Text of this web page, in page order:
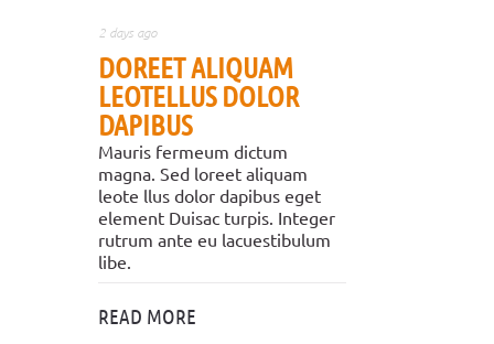
2 days ago
DOREET ALIQUAM
LEOTELLUS DOLOR
DAPIBUS
Mauris fermeum dictum
magna. Sed loreet aliquam
leote llus dolor dapibus eget
element Duisac turpis. Integer
rutrum ante eu lacuestibulum
libe.
READ MORE